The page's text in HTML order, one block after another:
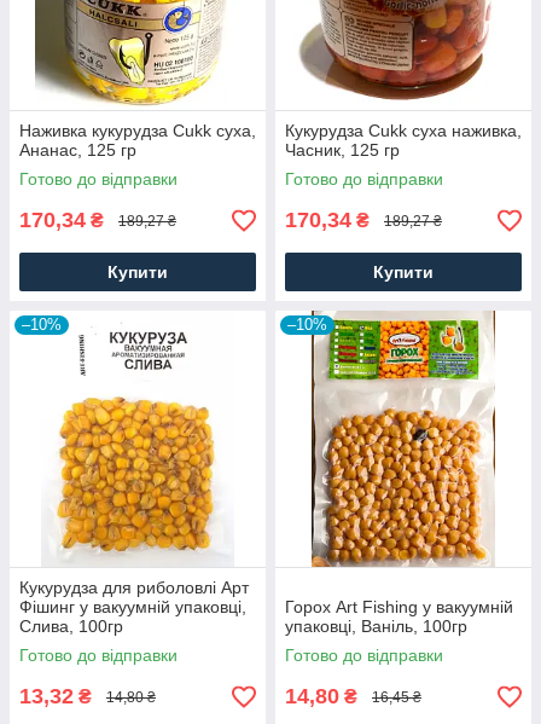
Наживка кукурудза Cukk суха,
Ананас, 125 гр
Готово до відправки
170,34 ₴ 189,27 ₴
Купити
Кукурудза Cukk суха наживка,
Часник, 125 гр
Готово до відправки
170,34 ₴ 189,27 ₴
Купити
–10%
Кукурудза для риболовлі Арт
Фішинг у вакуумній упаковці,
Слива, 100гр
Готово до відправки
13,32 ₴ 14,80 ₴
–10%
Горох Art Fishing у вакуумній
упаковці, Ваніль, 100гр
Готово до відправки
14,80 ₴ 16,45 ₴